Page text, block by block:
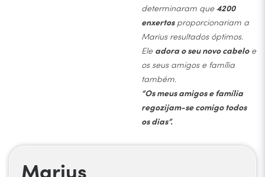
determinaram que4200
enxertosproporcionariam a
Marius resultados óptimos.
Ele adora o seu novo cabeloe
os seus amigos e família
também.
“Os meus amigos e família
regozijam-se comigo todos
os dias”.
Marius